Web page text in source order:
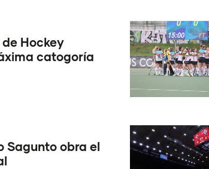
Hockey
catogoría
Sagunto obra el